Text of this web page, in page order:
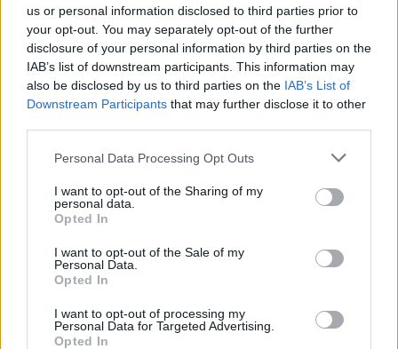
us or personal information disclosed to third parties prior to
your opt-out. You may separately opt-out of the further
disclosure of your personal information by third parties on the
IAB’s list of downstream participants. This information may
also be disclosed by us to third parties on the IAB’s List of
Downstream Participants that may further disclose it to other
Please note that this website/app uses one or more Google
not limited to your visit or usage behaviour. You may click to
grant or deny consent to Google and its third-party tags to
use your data for below specified purposes in below Google
consent section.
Personal Data Processing Opt Outs
I want to opt-out of the Sharing of my
personal data.
Opted In
I want to opt-out of the Sale of my
Personal Data.
Opted In
I want to opt-out of processing my
Personal Data for Targeted Advertising.
Opted In
Συντάξεις: Ποιοι θα δουν αυξήσεις και πόσο -
Πότε πληρώνονται οι συνταξιούχοι